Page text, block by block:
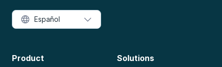
Product Solutions
Español